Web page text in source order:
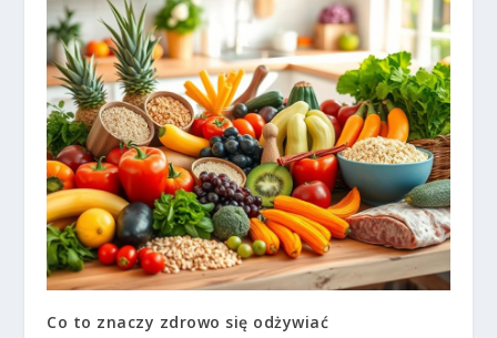
Co to znaczy zdrowo się odżywiać